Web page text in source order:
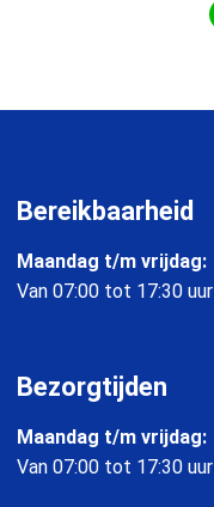
Bereikbaarheid
Maandag t/m vrijdag:
Van 07:00 tot 17:30 uur
Bezorgtijden
Maandag t/m vrijdag:
Van 07:00 tot 17:30 uur